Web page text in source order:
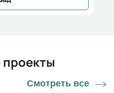
Смотреть все